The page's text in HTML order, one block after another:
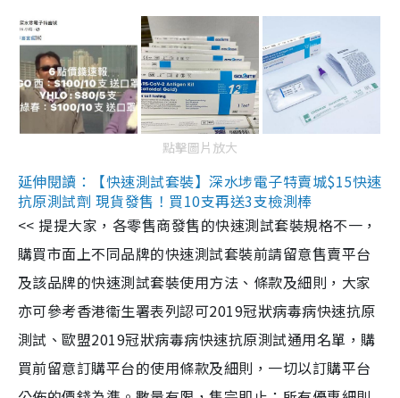
點擊圖片放大
延伸閱讀：【快速測試套裝】深水埗電子特賣城$15快速
抗原測試劑 現貨發售！買10支再送3支檢測棒
<< 提提大家，各零售商發售的快速測試套裝規格不一，
購買市面上不同品牌的快速測試套裝前請留意售賣平台
及該品牌的快速測試套裝使用方法、條款及細則，大家
亦可參考香港衞生署表列認可2019冠狀病毒病快速抗原
測試、歐盟2019冠狀病毒病快速抗原測試通用名單，購
買前留意訂購平台的使用條款及細則，一切以訂購平台